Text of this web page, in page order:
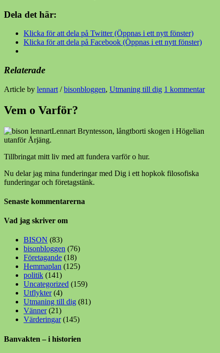
Dela det här:
Klicka för att dela på Twitter (Öppnas i ett nytt fönster)
Klicka för att dela på Facebook (Öppnas i ett nytt fönster)
Relaterade
Article by lennart /bisonbloggen, Utmaning till dig 1 kommentar
Vem o Varför?
Lennart Bryntesson, långtborti skogen i Högelian
utanför Årjäng.
Tillbringat mitt liv med att fundera varför o hur.
Nu delar jag mina funderingar med Dig i ett hopkok filosofiska
funderingar och företagstänk.
Senaste kommentarerna
Vad jag skriver om
BISON (83)
bisonbloggen (76)
Företagande (18)
Hemmaplan (125)
politik (141)
Uncategorized (159)
Utflykter(4)
Utmaning till dig (81)
Vänner(21)
Värderingar(145)
Banvakten – i historien